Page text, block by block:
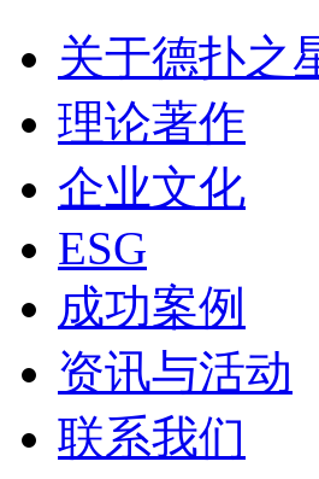
关于德扑之
理论著作
企业文化
ESG
成功案例
资讯与活动
联系我们